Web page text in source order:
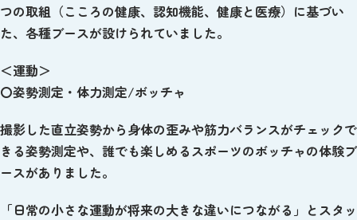
つの取組（こころの健康、認知機能、健康と医療）に基づい
た、各種ブースが設けられていました。
＜運動＞
〇姿勢測定・体力測定/ボッチャ
撮影した直立姿勢から身体の歪みや筋力バランスがチェックで
きる姿勢測定や、誰でも楽しめるスポーツのボッチャの体験ブ
ースがありました。
「日常の小さな運動が将来の大きな違いにつながる」とスタッ